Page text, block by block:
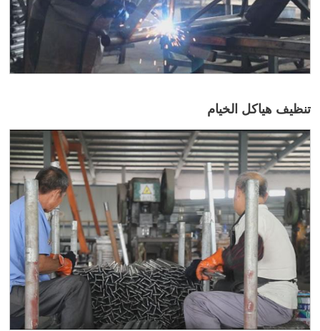
تنظيف هياكل الخيام